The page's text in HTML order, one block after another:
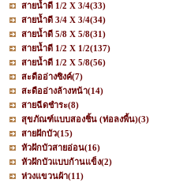
สายน้ำดี 1/2 X 3/4(33)
สายน้ำดี 3/4 X 3/4(34)
สายน้ำดี 5/8 X 5/8(31)
สายน้ำดี 1/2 X 1/2(137)
สายน้ำดี 1/2 X 5/8(56)
สะดืออ่างซิงค์(7)
สะดืออ่างล้างหน้า(14)
สายฉีดชำระ(8)
สุขภัณฑ์แบบสองชิ้น (ท่อลงพื้น)(3)
สายฝักบัว(15)
หัวฝักบัวสายอ่อน(16)
หัวฝักบัวแบบก้านแข็ง(2)
ห่วงแขวนผ้า(11)